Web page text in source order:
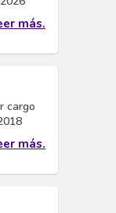
más.
cargo
más.